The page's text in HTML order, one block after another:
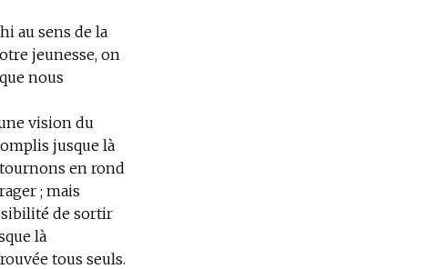
au sens de la
jeunesse, on
nous
vision du
jusque là
en rond
; mais
de sortir
là
tous seuls.